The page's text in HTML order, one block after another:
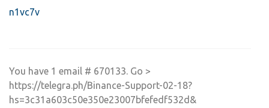
n1vc7v
You have 1 email # 670133. Go >
https://telegra.ph/Binance-Support-02-18?
hs=3c31a603c50e350e23007bfefedf532d&